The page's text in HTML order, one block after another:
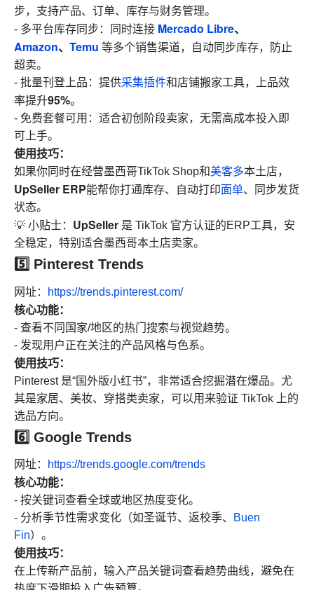
步，支持产品、订单、库存与财务管理。
- 多平台库存同步：同时连接 Mercado Libre、
Amazon、 Temu 等多个销售渠道，自动同步库存，防止
超卖。
- 批量刊登上品：提供采集插件和店铺搬家工具，上品效
率提升95%。
- 免费套餐可用：适合初创阶段卖家，无需高成本投入即
可上手。
使用技巧：
如果你同时在经营墨西哥TikTok Shop和美客多本土店，
UpSeller ERP能帮你打通库存、自动打印面单、同步发货
状态。
💡 小贴士： UpSeller 是 TikTok 官方认证的ERP工具，安
全稳定，特别适合墨西哥本土店卖家。
5️⃣ Pinterest Trends
网址： https://trends.pinterest.com/
核心功能：
- 查看不同国家/地区的热门搜索与视觉趋势。
- 发现用户正在关注的产品风格与色系。
使用技巧：
Pinterest 是“国外版小红书”，非常适合挖掘潜在爆品。尤
其是家居、美妆、穿搭类卖家，可以用来验证 TikTok 上的
选品方向。
6️⃣ Google Trends
网址： https://trends.google.com/trends
核心功能：
- 按关键词查看全球或地区热度变化。
- 分析季节性需求变化（如圣诞节、返校季、
Buen
Fin）。
使用技巧：
在上传新产品前，输入产品关键词查看趋势曲线，避免在